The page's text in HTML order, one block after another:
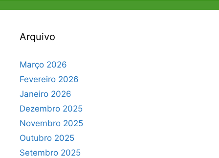
Arquivo
Março 2026
Fevereiro 2026
Janeiro 2026
Dezembro 2025
Novembro 2025
Outubro 2025
Setembro 2025